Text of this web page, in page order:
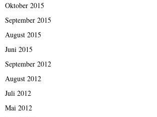
Oktober 2015
September 2015
August 2015
Juni 2015
September 2012
August 2012
Juli 2012
Mai 2012